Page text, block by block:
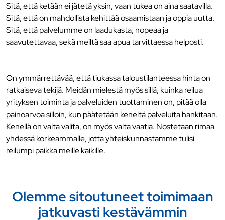
Sitä, että ketään ei jätetä yksin, vaan tukea on aina saatavilla.
Sitä, että on mahdollista kehittää osaamistaan ja oppia uutta.
Sitä, että palvelumme on laadukasta, nopeaa ja
saavutettavaa, sekä meiltä saa apua tarvittaessa helposti.
On ymmärrettävää, että tiukassa taloustilanteessa hinta on
ratkaiseva tekijä. Meidän mielestä myös sillä, kuinka reilua
yrityksen toiminta ja palveluiden tuottaminen on, pitää olla
painoarvoa silloin, kun päätetään keneltä palveluita hankitaan.
Kenellä on valta valita, on myös valta vaatia. Nostetaan rimaa
yhdessä korkeammalle, jotta yhteiskunnastamme tulisi
reilumpi paikka meille kaikille.
Olemme sitoutuneet toimimaan
jatkuvasti kestävämmin